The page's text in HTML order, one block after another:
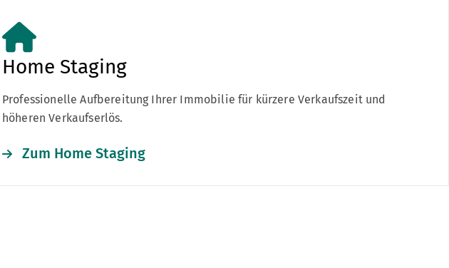
Home Staging
Professionelle Aufbereitung Ihrer Immobilie für kürzere Verkaufszeit und
höheren Verkaufserlös.
Zum Home Staging